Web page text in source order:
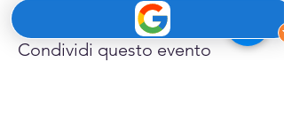
Condividi questo evento